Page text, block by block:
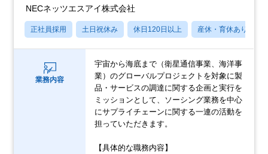
NECネッツエスアイ株式会社
正社員採用 土日祝休み 休日120日以上 産休・育休あり
業務内容
宇宙から海底まで（衛星通信事業、海洋事
業）のグローバルプロジェクトを対象に製
品・サービスの調達に関する企画と実行を
ミッションとして、ソーシング業務を中心
にサプライチェーンに関する一連の活動を
担っていただきます。
【具体的な職務内容】